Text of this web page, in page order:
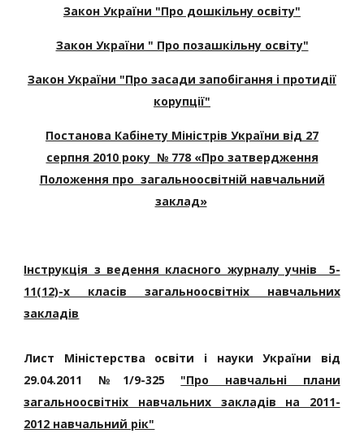
Закон України "Про дошкільну освіту"
Закон України " Про позашкільну освіту"
Закон України "Про засади запобігання і протидії
корупції"
Постанова Кабінету Міністрів України від 27
серпня 2010 року № 778 «Про затвердження
Положення про загальноосвітній навчальний
заклад»
Інструкція з ведення класного журналу учнів 5-
11(12)-х класів загальноосвітніх навчальних
закладів
Лист Міністерства освіти і науки України від
29.04.2011 №1/9-325 "Про навчальні плани
загальноосвітніх навчальних закладів на 2011-
2012 навчальний рік"